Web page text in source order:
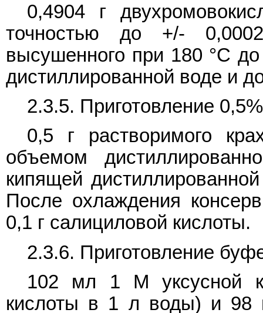
0,4904 г
точностью до +/- 0,0002
высушенного при 180 °C
дистиллированной воде и
2.3.5. Приготовление
0,5 г растворимого
объемом
кипящей
После охлаждения
0,1 г салициловой кислоты.
2.3.6. Приготовление
102 мл 1 М уксусной
кислоты в 1 л воды) и 98